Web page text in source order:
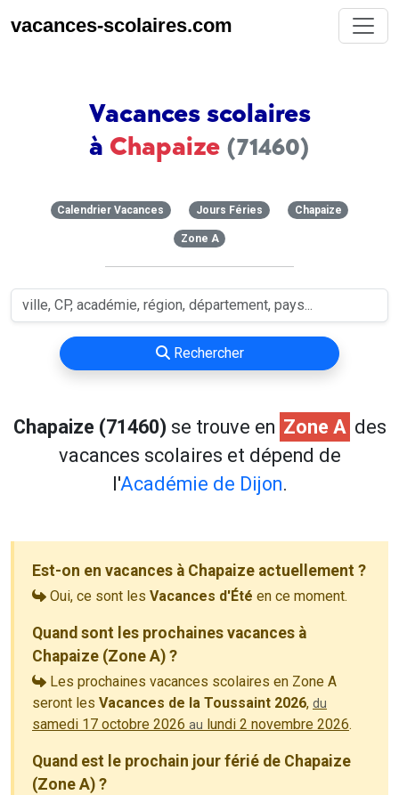
vacances-scolaires.com
Vacances scolaires
à Chapaize (71460)
Calendrier Vacances Jours Féries Chapaize
Zone A
Rechercher
Chapaize (71460) se trouve en Zone A des
vacances scolaires et dépend de
l'Académie de Dijon.
Est-on en vacances à Chapaize actuellement ?
Oui, ce sont les Vacances d'Été en ce moment.
Quand sont les prochaines vacances à
Chapaize (Zone A) ?
Les prochaines vacances scolaires en Zone A
seront les Vacances de la Toussaint 2026, du
samedi 17 octobre 2026 au lundi 2 novembre 2026.
Quand est le prochain jour férié de Chapaize
(Zone A) ?